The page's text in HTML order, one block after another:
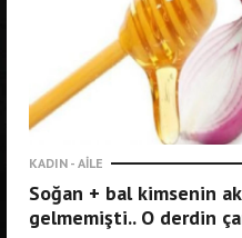
KADIN - AILE
Soğan + bal kimsenin
gelmemişti.. O derdin